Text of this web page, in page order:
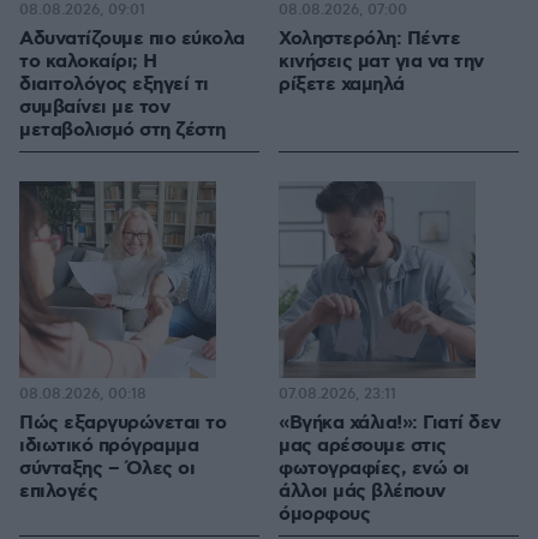
Αδυνατίζουμε πιο εύκολα
το καλοκαίρι; Η
διαιτολόγος εξηγεί τι
συμβαίνει με τον
μεταβολισμό στη ζέστη
08.08.2026, 09:01
Χοληστερόλη: Πέντε
κινήσεις ματ για να την
ρίξετε χαμηλά
08.08.2026, 07:00
Πώς εξαργυρώνεται το
ιδιωτικό πρόγραμμα
σύνταξης – Όλες οι
επιλογές
08.08.2026, 00:18
«Βγήκα χάλια!»: Γιατί δεν
μας αρέσουμε στις
φωτογραφίες, ενώ οι
άλλοι μάς βλέπουν
όμορφους
07.08.2026, 23:11